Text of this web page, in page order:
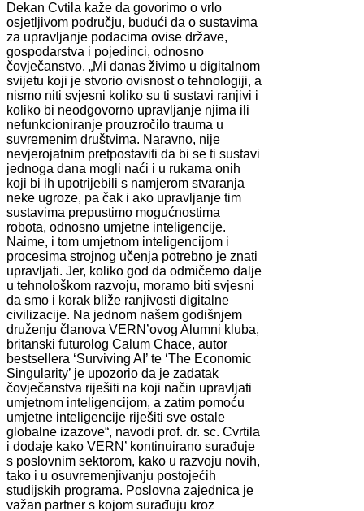
Dekan Cvtila kaže da govorimo o vrlo
osjetljivom području, budući da o sustavima
za upravljanje podacima ovise države,
gospodarstva i pojedinci, odnosno
čovječanstvo. „Mi danas živimo u digitalnom
svijetu koji je stvorio ovisnost o tehnologiji, a
nismo niti svjesni koliko su ti sustavi ranjivi i
koliko bi neodgovorno upravljanje njima ili
nefunkcioniranje prouzročilo trauma u
suvremenim društvima. Naravno, nije
nevjerojatnim pretpostaviti da bi se ti sustavi
jednoga dana mogli naći i u rukama onih
koji bi ih upotrijebili s namjerom stvaranja
neke ugroze, pa čak i ako upravljanje tim
sustavima prepustimo mogućnostima
robota, odnosno umjetne inteligencije.
Naime, i tom umjetnom inteligencijom i
procesima strojnog učenja potrebno je znati
upravljati. Jer, koliko god da odmičemo dalje
u tehnološkom razvoju, moramo biti svjesni
da smo i korak bliže ranjivosti digitalne
civilizacije. Na jednom našem godišnjem
druženju članova VERN’ovog Alumni kluba,
britanski futurolog Calum Chace, autor
bestsellera ‘Surviving AI’ te ‘The Economic
Singularity’ je upozorio da je zadatak
čovječanstva riješiti na koji način upravljati
umjetnom inteligencijom, a zatim pomoću
umjetne inteligencije riješiti sve ostale
globalne izazove“, navodi prof. dr. sc. Cvrtila
i dodaje kako VERN’ kontinuirano surađuje
s poslovnim sektorom, kako u razvoju novih,
tako i u osuvremenjivanju postojećih
studijskih programa. Poslovna zajednica je
važan partner s kojom surađuju kroz